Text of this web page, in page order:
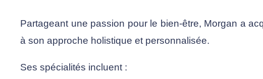
Partageant une passion pour le bien-être, Morgan a
à son approche holistique et personnalisée.
Ses spécialités incluent :